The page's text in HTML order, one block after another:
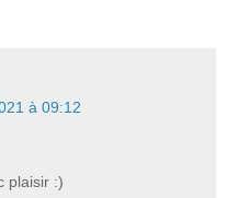
à 09:12
plaisir :)